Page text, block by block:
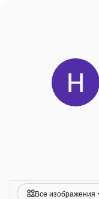
Все изображения